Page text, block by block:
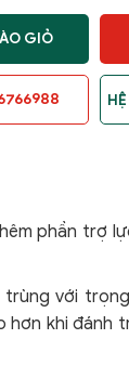
GIỎ
phần trợ
với
khi đánh